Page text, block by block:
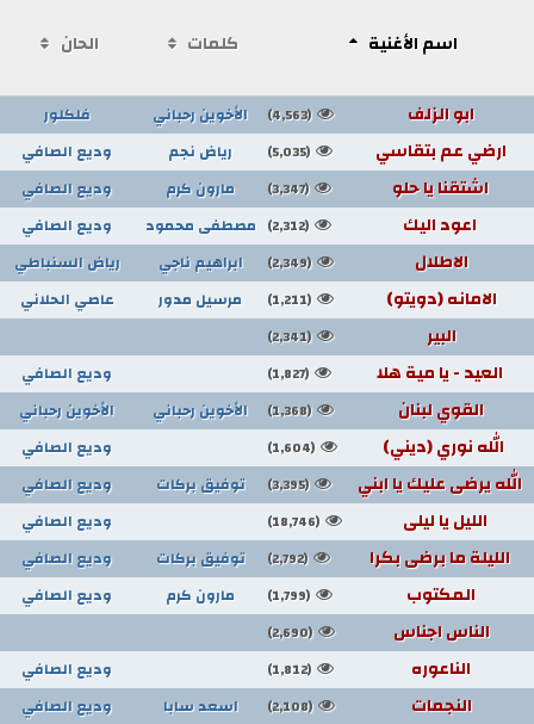
اسم الأغنية كلمات الحان
ابو الزلف (4,563) الأخوين رحباني فلكلور
ارضي عم بتقاسي (5,035) رياض نجم وديع الصافي
اشتقنا يا حلو (3,347) مارون كرم وديع الصافي
اعود اليك (2,312) مصطفى محمود وديع الصافي
الاطلال (2,349) ابراهيم ناجي رياض السنباطي
الامانه (دويتو) (1,211) مرسيل مدور عاصي الحلاني
البير (2,341)
العيد - يا مية هلا (1,827) وديع الصافي
القوي لبنان (1,368) الأخوين رحباني الأخوين رحباني
الله نوري (ديني) (1,604) وديع الصافي
الله يرضى عليك يا ابني (3,395) توفيق بركات وديع الصافي
الليل يا ليلى (18,746) وديع الصافي
الليلة ما برضى بكرا (2,792) توفيق بركات وديع الصافي
المكتوب (1,799) مارون كرم وديع الصافي
الناس اجناس (2,690)
الناعوره (1,812) وديع الصافي
النجمات (2,108) اسعد سابا وديع الصافي